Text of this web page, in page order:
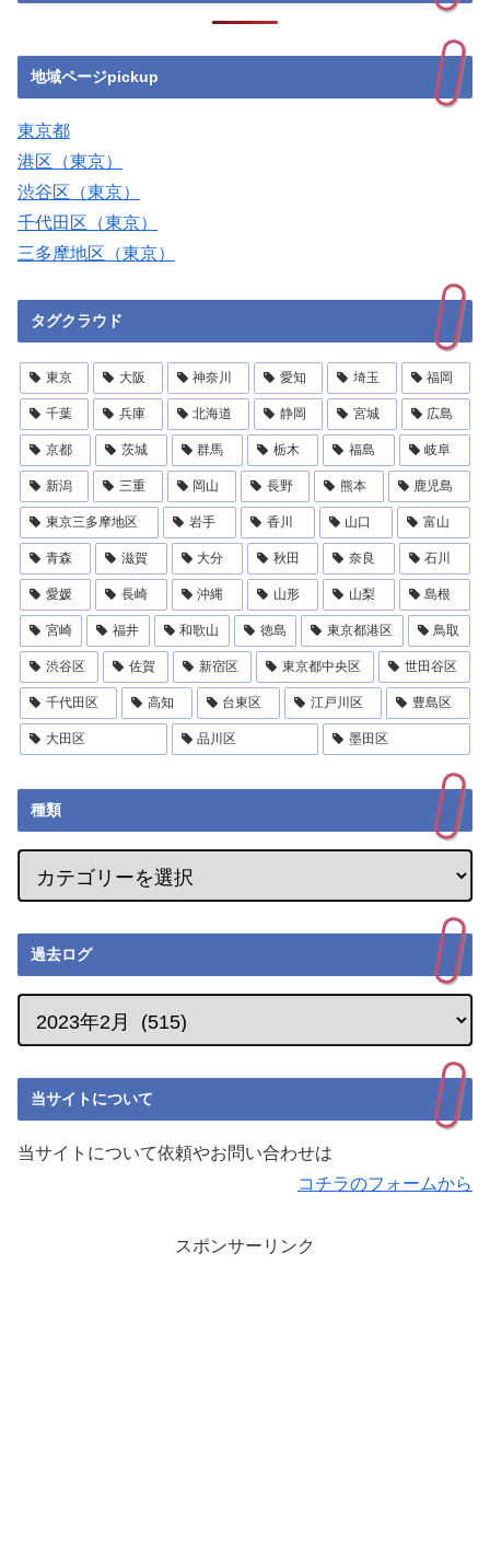
地域ページpickup
東京都
港区（東京）
渋谷区（東京）
千代田区（東京）
三多摩地区（東京）
タグクラウド
東京 大阪 神奈川 愛知 埼玉 福岡
千葉 兵庫 北海道 静岡 宮城 広島
京都 茨城 群馬 栃木 福島 岐阜
新潟 三重 岡山 長野 熊本 鹿児島
東京三多摩地区 岩手 香川 山口 富山
青森 滋賀 大分 秋田 奈良 石川
愛媛 長崎 沖縄 山形 山梨 島根
宮崎 福井 和歌山 徳島 東京都港区 鳥取
渋谷区 佐賀 新宿区 東京都中央区 世田谷区
千代田区 高知 台東区 江戸川区 豊島区
大田区 品川区 墨田区
種類
過去ログ
当サイトについて
当サイトについて依頼やお問い合わせは
コチラのフォームから
スポンサーリンク